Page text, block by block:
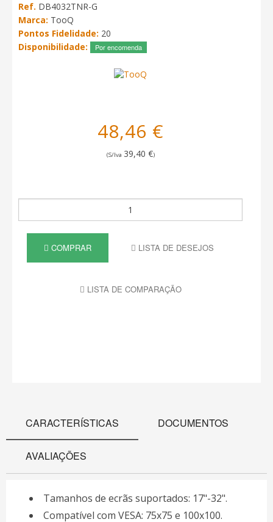
Ref. DB4032TNR-G
Marca: TooQ
Pontos Fidelidade: 20
Disponibilidade:
Por encomenda
48,46 €
(S/Iva 39,40 €)
COMPRAR LISTA DE DESEJOS
LISTA DE COMPARAÇÃO
CARACTERÍSTICAS DOCUMENTOS
AVALIAÇÕES
Tamanhos de ecrãs suportados: 17"-32".
Compatível com VESA: 75x75 e 100x100.